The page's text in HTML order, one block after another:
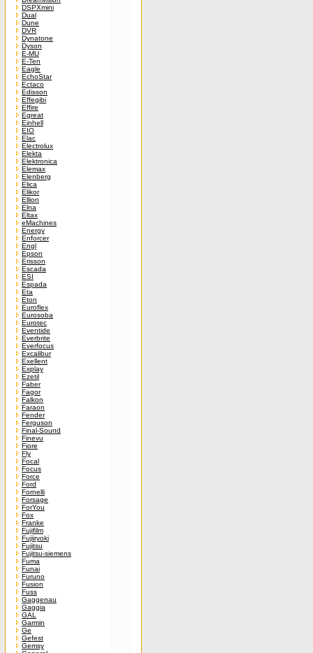
DSPXmini
Dual
Dune
DVR
Dynatone
Dyson
E-MU
E-Ten
Eagle
EchoStar
Ectaco
Edisson
Effegibi
Effire
Egreat
Einhell
EIO
Elac
Electrolux
Elekta
Elektronica
Elemax
Elenberg
Elica
Elikor
Ellion
Elna
Eltax
eMachines
Energy
Enforcer
Engl
Epson
Erisson
Escada
ESI
Espada
Eta
Eton
Euroflex
Eurosoba
Eurotec
Eventide
Everbrite
Everfocus
Excalibur
Exellent
Explay
Ezetil
Faber
Fagor
Falkon
Faraon
Fender
Ferguson
Final-Sound
Finevu
Fiore
Fly
Focal
Focus
Force
Ford
Fornelli
Forsage
ForYou
Fox
Franke
Fujifilm
Fujiiryoki
Fujitsu
Fujitsu-siemens
Fuma
Funai
Furuno
Fusion
Fuss
Gaggenau
Gaggia
GAL
Garmin
Ge
Gefest
Gemsy